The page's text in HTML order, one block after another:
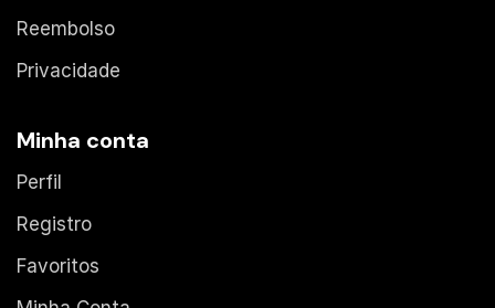
Reembolso
Privacidade
Minha conta
Perfil
Registro
Favoritos